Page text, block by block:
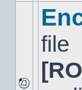
file